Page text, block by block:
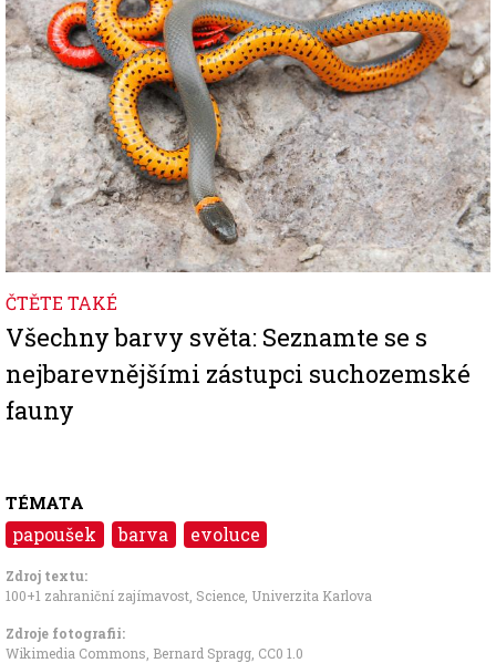
ČTĚTE TAKÉ
Všechny barvy světa: Seznamte se s
nejbarevnějšími zástupci suchozemské
fauny
TÉMATA
papoušek barva evoluce
Zdroj textu:
100+1 zahraniční zajímavost Science Univerzita Karlova
Zdroje fotografii:
Wikimedia Commons, Bernard Spragg CC0 1.0